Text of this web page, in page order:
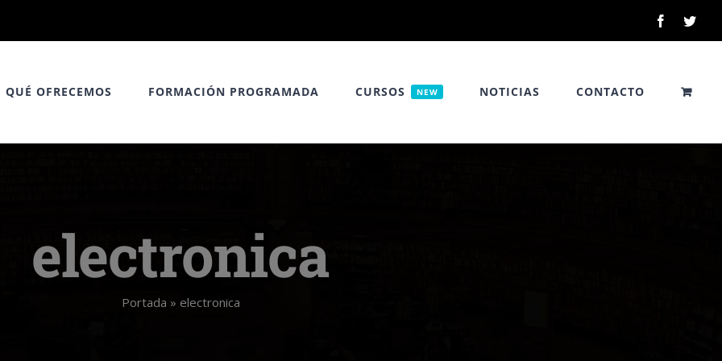
Facebook
QUÉ OFRECEMOS FORMACIÓN PROGRAMADA CURSOS NEW NOTICIAS CONTACTO
electronica
Portada » electronica